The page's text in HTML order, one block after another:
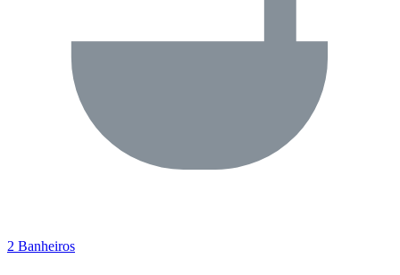
2 Banheiros